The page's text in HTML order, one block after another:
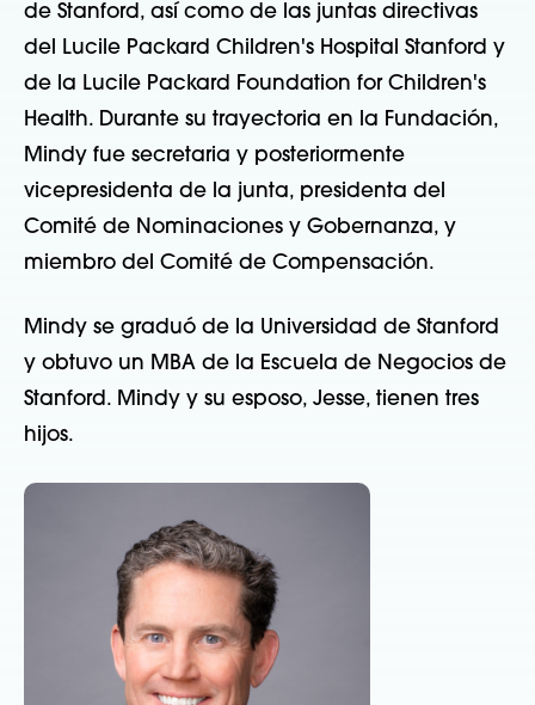
de Stanford, así como de las juntas directivas
del Lucile Packard Children's Hospital Stanford y
de la Lucile Packard Foundation for Children's
Health. Durante su trayectoria en la Fundación,
Mindy fue secretaria y posteriormente
vicepresidenta de la junta, presidenta del
Comité de Nominaciones y Gobernanza, y
miembro del Comité de Compensación.
Mindy se graduó de la Universidad de Stanford
y obtuvo un MBA de la Escuela de Negocios de
Stanford. Mindy y su esposo, Jesse, tienen tres
hijos.